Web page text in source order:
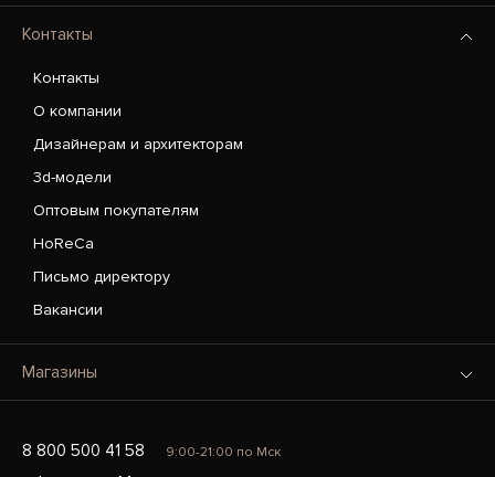
Контакты
Контакты
О компании
Дизайнерам и архитекторам
3d-модели
Оптовым покупателям
HoReCa
Письмо директору
Вакансии
Магазины
8 800 500 41 58 9:00-21:00 по Мск